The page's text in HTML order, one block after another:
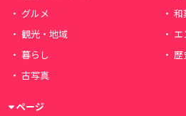
グルメ
和
観光・地域
エ
暮らし
歴
古写真
ページ